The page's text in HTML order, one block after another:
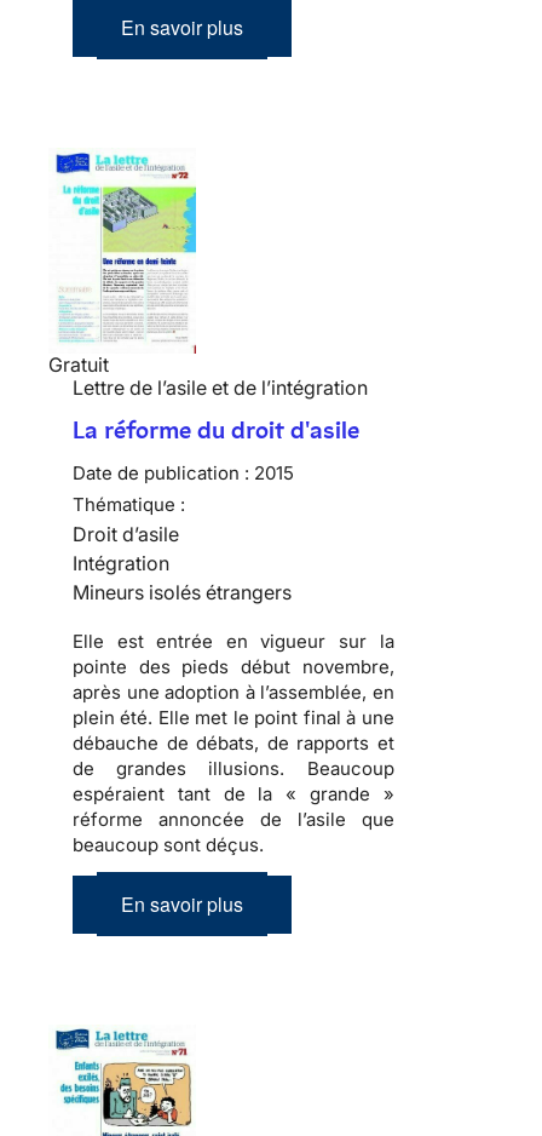
En savoir plus
Gratuit
Lettre de l’asile et de l’intégration
La réforme du droit d'asile
Date de publication : 2015
Thématique :
Droit d’asile
Intégration
Mineurs isolés étrangers
Elle est entrée en vigueur sur la
pointe des pieds début novembre,
après une adoption à l’assemblée, en
plein été. Elle met le point final à une
débauche de débats, de rapports et
de grandes illusions. Beaucoup
espéraient tant de la « grande »
réforme annoncée de l’asile que
beaucoup sont déçus.
En savoir plus